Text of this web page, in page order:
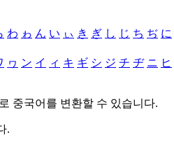
わ ゎ ん い ぃ き ぎ し じ ち ぢ に
ヮ ン イ ィ キ ギ シ ジ チ ヂ ニ ヒ
중국어를 변환할 수 있습니다.
.